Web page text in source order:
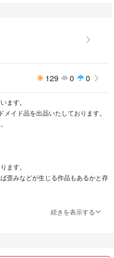
129 0 0
ます。
イド品を出品いたしております。
ます。
歪みなどが生じる作品もあるかと存
続きを表示する